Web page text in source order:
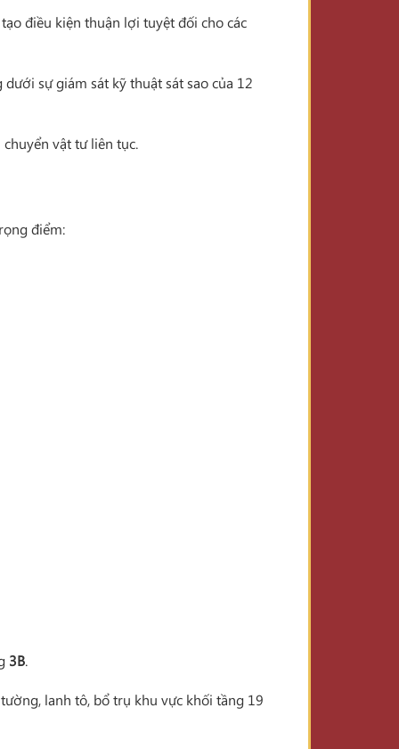
điều kiện thuận lợi tuyệt đối cho các
sự giám sát kỹ thuật sát sao của 12
vật tư liên tục.
điểm:
3B.
lanh tô, bổ trụ khu vực khối tầng 19